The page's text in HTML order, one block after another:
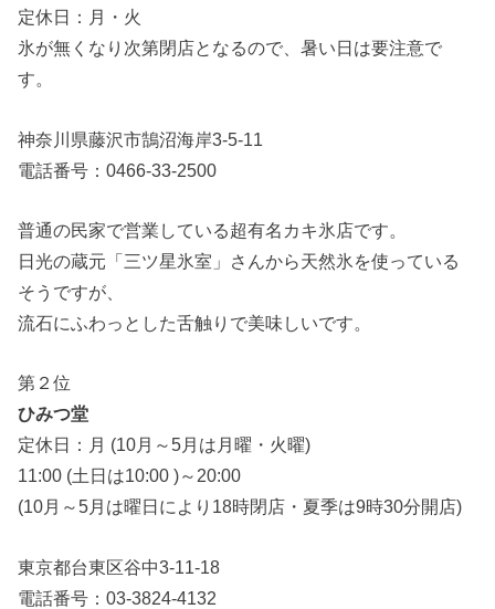
定休日：月・火
氷が無くなり次第閉店となるので、暑い日は要注意で
す。
神奈川県藤沢市鵠沼海岸3-5-11
電話番号：0466-33-2500
普通の民家で営業している超有名カキ氷店です。
日光の蔵元「三ツ星氷室」さんから天然氷を使っている
そうですが、
流石にふわっとした舌触りで美味しいです。
第２位
ひみつ堂
定休日：月 (10月～5月は月曜・火曜)
11:00 (土日は10:00 )～20:00
(10月～5月は曜日により18時閉店・夏季は9時30分開店)
東京都台東区谷中3-11-18
電話番号：03-3824-4132